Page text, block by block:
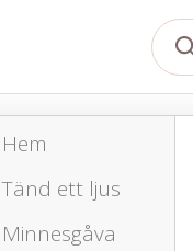
Hem
Tänd ett ljus
Minnesgåva